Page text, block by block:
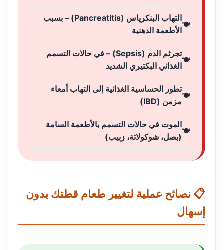
التهاب البنكرياس (Pancreatitis) – بسبب
الأطعمة الدهنية
تجرثم الدم (Sepsis) – في حالات التسمم
الغذائي البكتيري الشديد
تطور الحساسية الغذائية إلى التهاب أمعاء
مزمن (IBD)
الموت في حالات التسمم بالأطعمة السامة
(بصل، شوكولاتة، زبيب)
📋 نصائح عملية لتغيير طعام قطتك بدون
إسهال